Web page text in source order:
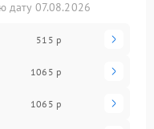
дату 07.08.2026
515 р
1065 р
1065 р